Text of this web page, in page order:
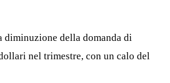
della domanda di
nel trimestre, con un calo del